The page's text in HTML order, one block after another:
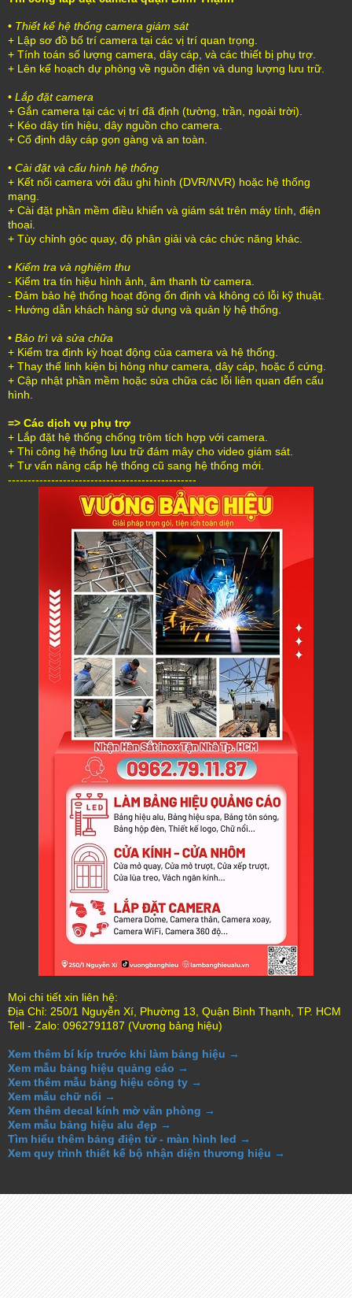
• Thiết kế hệ thống camera giám sát
+ Lập sơ đồ bố trí camera tại các vị trí quan trọng.
+ Tính toán số lượng camera, dây cáp, và các thiết bị phụ trợ.
+ Lên kế hoạch dự phòng về nguồn điện và dung lượng lưu trữ.
• Lắp đặt camera
+ Gắn camera tại các vị trí đã định (tường, trần, ngoài trời).
+ Kéo dây tín hiệu, dây nguồn cho camera.
+ Cố định dây cáp gọn gàng và an toàn.
• Cài đặt và cấu hình hệ thống
+ Kết nối camera với đầu ghi hình (DVR/NVR) hoặc hệ thống
mạng.
+ Cài đặt phần mềm điều khiển và giám sát trên máy tính, điện
thoại.
+ Tùy chỉnh góc quay, độ phân giải và các chức năng khác.
• Kiểm tra và nghiệm thu
- Kiểm tra tín hiệu hình ảnh, âm thanh từ camera.
- Đảm bảo hệ thống hoạt động ổn định và không có lỗi kỹ thuật.
- Hướng dẫn khách hàng sử dụng và quản lý hệ thống.
• Bảo trì và sửa chữa
+ Kiểm tra định kỳ hoạt động của camera và hệ thống.
+ Thay thế linh kiện bị hỏng như camera, dây cáp, hoặc ổ cứng.
+ Cập nhật phần mềm hoặc sửa chữa các lỗi liên quan đến cấu
hình.
=> Các dịch vụ phụ trợ
+ Lắp đặt hệ thống chống trộm tích hợp với camera.
+ Thi công hệ thống lưu trữ đám mây cho video giám sát.
+ Tư vấn nâng cấp hệ thống cũ sang hệ thống mới.
------------------------------------------------
Mọi chi tiết xin liên hệ:
Địa Chỉ: 250/1 Nguyễn Xí, Phường 13, Quận Bình Thạnh, TP. HCM
Tell - Zalo: 0962791187 (Vương bảng hiệu)
Xem thêm bí kíp trước khi làm bảng hiệu →
Xem mẫu bảng hiệu quảng cáo →
Xem thêm mẫu bảng hiệu công ty →
Xem mẫu chữ nổi →
Xem thêm decal kính mờ văn phòng →
Xem mẫu bảng hiệu alu đẹp →
Tìm hiểu thêm bảng điện tử - màn hình led →
Xem quy trình thiết kế bộ nhận diện thương hiệu →